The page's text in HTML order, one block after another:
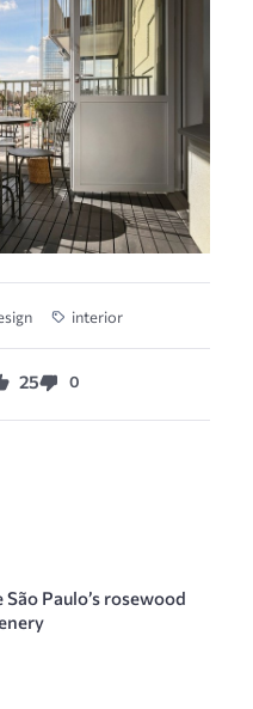
interior
25 0
Paulo’s rosewood